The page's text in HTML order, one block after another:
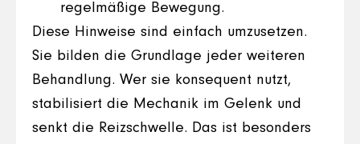
regelmäßige Bewegung.
Diese Hinweise sind einfach umzusetzen.
Sie bilden die Grundlage jeder weiteren
Behandlung. Wer sie konsequent nutzt,
stabilisiert die Mechanik im Gelenk und
senkt die Reizschwelle. Das ist besonders